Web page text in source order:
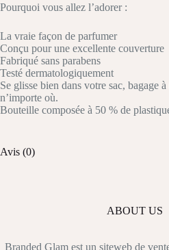
Pourquoi vous allez l’adorer :
La vraie façon de parfumer
Conçu pour une excellente couverture
Fabriqué sans parabens
Testé dermatologiquement
Se glisse bien dans votre sac, bagage
n’importe où.
Bouteille composée à 50 % de
Avis (0)
ABOUT US
Branded Glam est un siteweb de